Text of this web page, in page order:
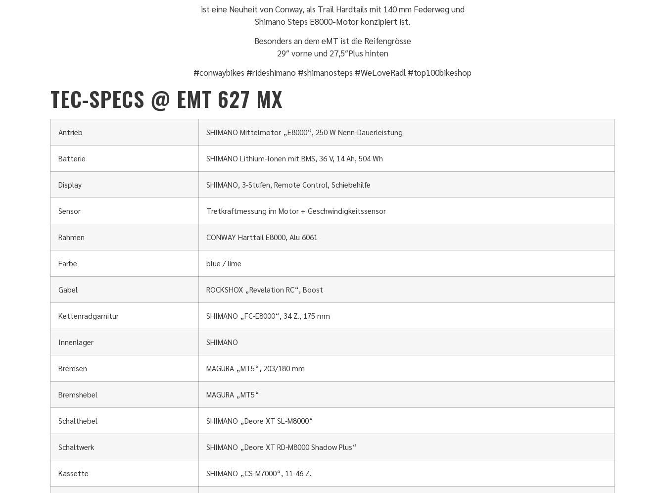
ist eine Neuheit von Conway, als Trail Hardtails mit 140 mm Federweg und
Shimano Steps E8000-Motor konzipiert ist.
Besonders an dem eMT ist die Reifengrösse
29″ vorne und 27,5″Plus hinten
#conwaybikes #rideshimano #shimanosteps #WeLoveRadl #top100bikeshop
TEC-SPECS @ EMT 627 MX
Antrieb SHIMANO Mittelmotor „E8000“, 250 W Nenn-Dauerleistung
Batterie SHIMANO Lithium-Ionen mit BMS, 36 V, 14 Ah, 504 Wh
Display SHIMANO, 3-Stufen, Remote Control, Schiebehilfe
Sensor Tretkraftmessung im Motor + Geschwindigkeitssensor
Rahmen CONWAY Harttail E8000, Alu 6061
Farbe blue / lime
Gabel ROCKSHOX „Revelation RC“, Boost
Kettenradgarnitur SHIMANO „FC-E8000“, 34 Z., 175 mm
Innenlager SHIMANO
Bremsen MAGURA „MT5“, 203/180 mm
Bremshebel MAGURA „MT5“
Schalthebel SHIMANO „Deore XT SL-M8000“
Schaltwerk SHIMANO „Deore XT RD-M8000 Shadow Plus“
Kassette SHIMANO „CS-M7000“, 11-46 Z.